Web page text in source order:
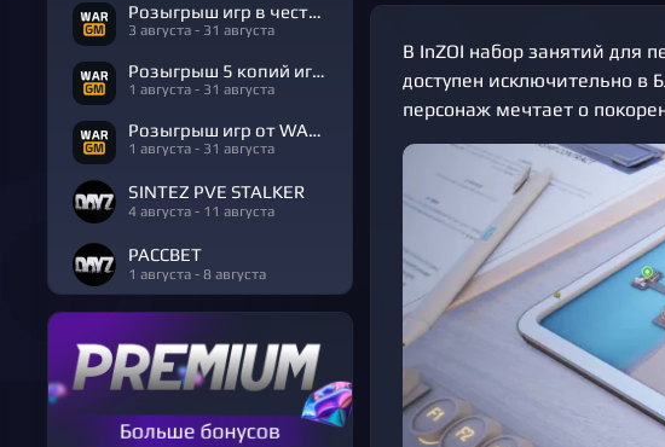
Розыгрыш игр в честь Дня Рождения
3 августа - 31 августа
Розыгрыш 5 копий игры R.E.P.O.
1 августа - 31 августа
Розыгрыш игр от WARGM
1 августа - 31 августа
SINTEZ PVE STALKER
4 августа - 11 августа
РАССВЕТ
1 августа - 8 августа
В InZOI набор занятий для
доступен исключительно в
персонаж мечтает о